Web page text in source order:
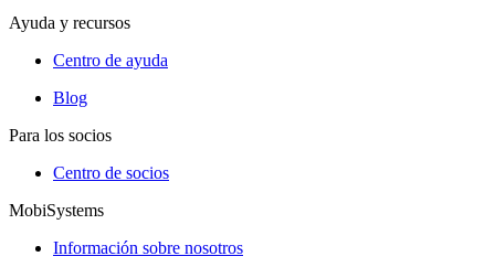
Ayuda y recursos
Centro de ayuda
Blog
Para los socios
Centro de socios
MobiSystems
Información sobre nosotros